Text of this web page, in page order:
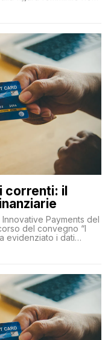
messaggio “forte e
correnti: il
Payments del
del convegno “I
evidenziato i dati
alle